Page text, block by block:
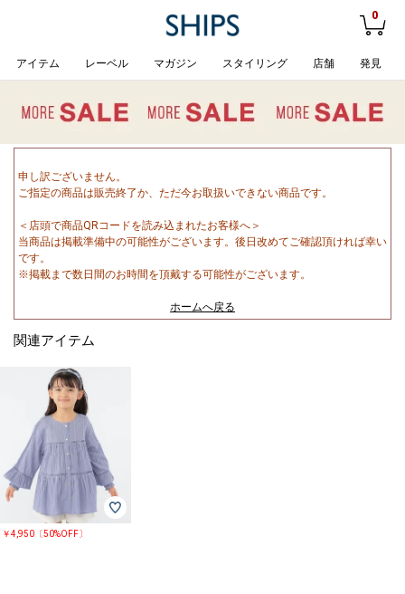
0
アイテム レーベル マガジン スタイリング 店舗 発見
申し訳ございません。
ご指定の商品は販売終了か、ただ今お取扱いできない商品です。
＜店頭で商品QRコードを読み込まれたお客様へ＞
当商品は掲載準備中の可能性がございます。後日改めてご確認頂ければ幸い
です。
※掲載まで数日間のお時間を頂戴する可能性がございます。
ホームへ戻る
関連アイテム
￥4,950〔50%OFF〕